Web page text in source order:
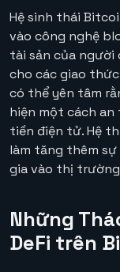
Hệ sinh thái
vào công nghệ
tài sản của người
cho các giao
có thể yên tâm
hiện một cách
tiền điện tử. Hệ
làm tăng thêm
gia vào thị
Những
DeFi trên